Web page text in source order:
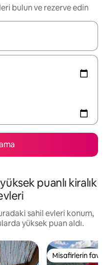
bulun ve rezerve edin
yukarı ve aşağı oklarıyla
puanlı kiralık
sahil evleri konum,
yüksek puan aldı.
arasındaMisafirlerin
Misafirlerin